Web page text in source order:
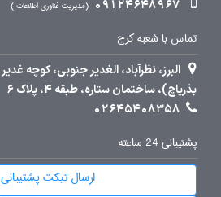
09124648967 مدیریت فناوری اطلاعات
تماس با شعبه کرج
بذرپاچ)، ساختمان ستاره، طبقه 4، پلاک 6
02645408358
پشتیبانی 24 ساعته
ارسال تیکت پشتیبانی